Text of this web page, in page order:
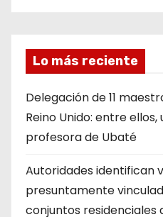
Lo más reciente
Delegación de 11
Reino Unido: entre
profesora de Ubaté
Autoridades identifican
presuntamente
conjuntos residenciales